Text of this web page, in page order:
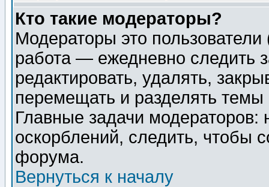
Кто такие модераторы?
Модераторы это
работа — ежедневно следить
редактировать, удалять,
перемещать и разделять
Главные задачи
оскорблений, следить, чтобы
форума.
Вернуться к началу